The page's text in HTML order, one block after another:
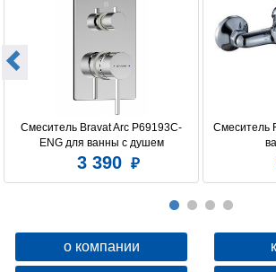
Смеситель Bravat Arc P69193C-
ENG для ванны с душем
3 390
Смеситель
о компании